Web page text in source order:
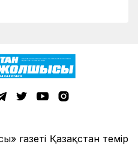
газеті Қазақстан темір